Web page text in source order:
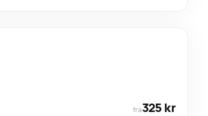
fra325 kr